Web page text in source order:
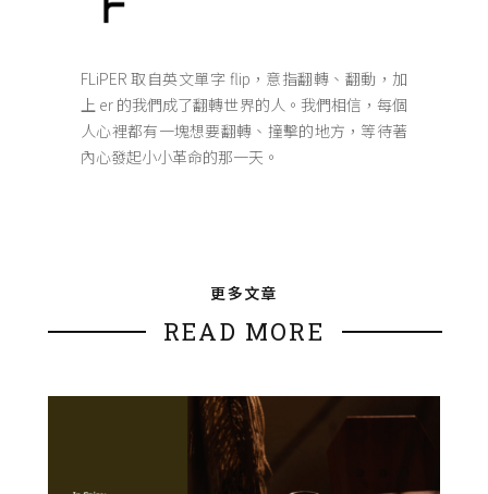
FLiPER 取自英文單字 flip，意指翻轉、翻動，加
上 er 的我們成了翻轉世界的人。我們相信，每個
人心裡都有一塊想要翻轉、撞擊的地方，等待著
內心發起小小革命的那一天。
更多文章
READ MORE